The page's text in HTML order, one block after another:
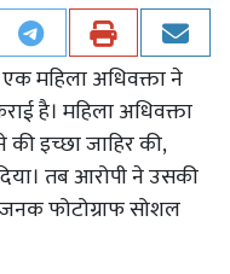
महिला अधिवक्ता ने
है। महिला अधिवक्ता
इच्छा जाहिर की,
तब आरोपी ने उसकी
फोटोग्राफ सोशल